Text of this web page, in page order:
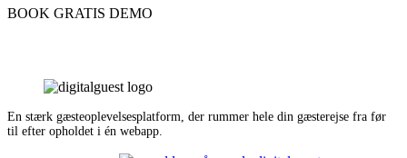
BOOK GRATIS DEMO
En stærk gæsteoplevelsesplatform, der rummer hele din gæsterejse fra før
til efter opholdet i én webapp.